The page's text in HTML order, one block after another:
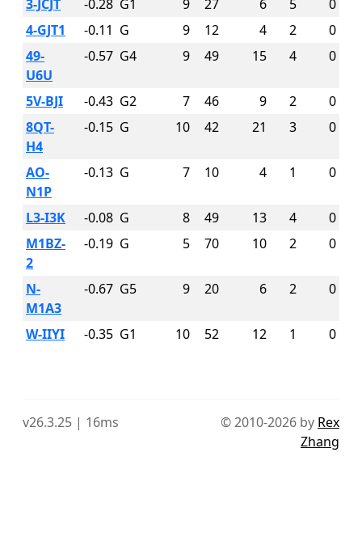
3-JCJT
-0.28 G1 9 27 6 5
0
4-GJT1
-0.11 G 9 12 4 2
0
49-
U6U
-0.57 G4 9 49 15 4 0
5V-BJI -0.43 G2 7 46 9 2
0
8QT-
H4
-0.15 G 10 42 21 3 0
AO-
N1P
-0.13 G 7 10 4 1 0
L3-I3K -0.08 G 8 49 13 4
0
M1BZ-
2
-0.19 G 5 70 10 2 0
N-
M1A3
-0.67 G5 9 20 6 2 0
W-IIYI -0.35 G1 10 52 12 1 0
v26.3.25 | 16ms © 2010-2026 by Rex
Zhang